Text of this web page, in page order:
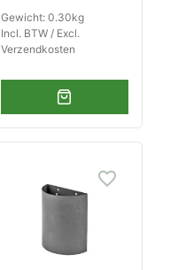
Gewicht: 0.30kg
Incl. BTW / Excl.
Verzendkosten